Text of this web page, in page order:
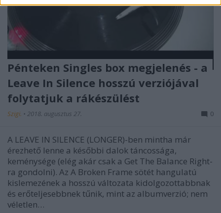
Pénteken Singles box megjelenés - a
Leave In Silence hosszú verziójával
folytatjuk a rákészülést
Szigi. • 2018. augusztus 27. 0
A LEAVE IN SILENCE (LONGER)-ben mintha már
érezhető lenne a későbbi dalok táncossága,
keménysége (elég akár csak a Get The Balance Right-
ra gondolni). Az A Broken Frame sötét hangulatú
kislemezének a hosszú változata kidolgozottabbnak
és erőteljesebbnek tűnik, mint az albumverzió; nem
véletlen…